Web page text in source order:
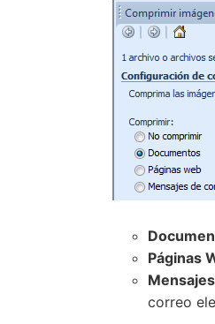
Páginas
correo